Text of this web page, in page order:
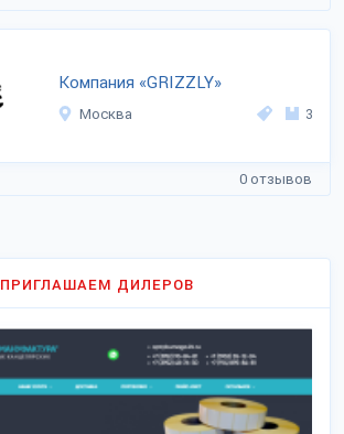
Компания «GRIZZLY»
Москва 3
0 отзывов
ПРИГЛАШАЕМ ДИЛЕРОВ